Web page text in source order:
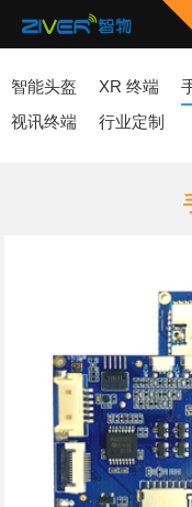
智能头盔 XR 终端
视讯终端
行业定制